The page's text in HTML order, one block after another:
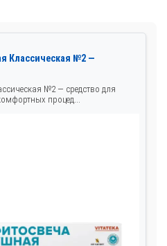
Классическая №2 —
№2 — средство для
процед...